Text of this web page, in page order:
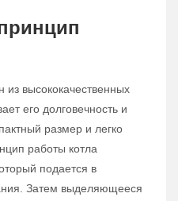
из высококачественных
его долговечность и
размер и легко
работы котла
подается в
Затем выделяющееся